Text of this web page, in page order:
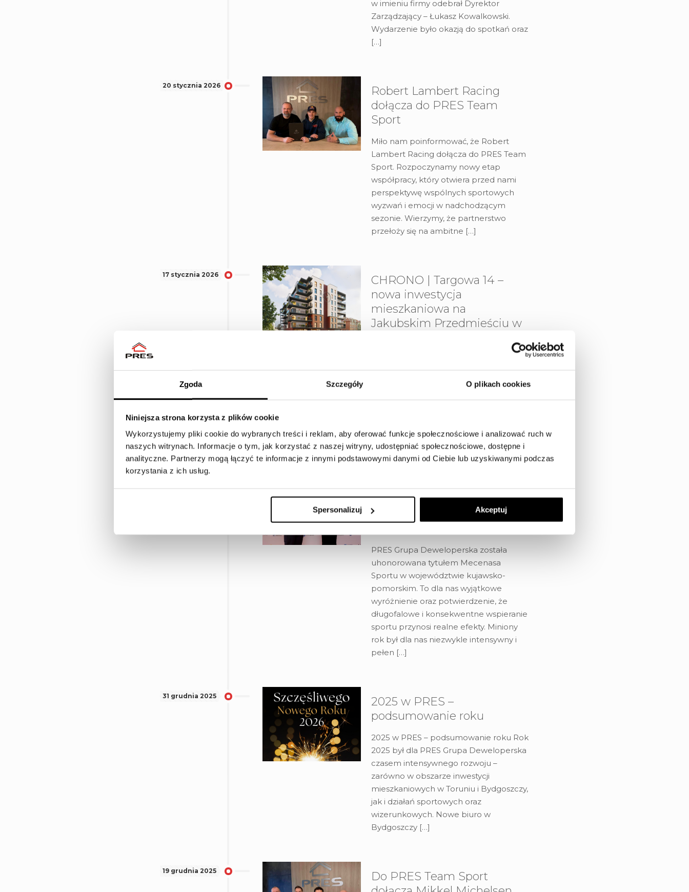
Zgoda Szczegóły O plikach cookies
Niniejsza strona korzysta z plików cookie
Wykorzystujemy pliki cookie do wybranych treści i reklam, aby oferować funkcje społecznościowe i analizować ruch w
naszych witrynach. Informacje o tym, jak korzystać z naszej witryny, udostępniać społecznościowe, dostępne i
analityczne. Partnerzy mogą łączyć te informacje z innymi podstawowymi danymi od Ciebie lub uzyskiwanymi podczas
korzystania z ich usług.
Spersonalizuj Akceptuj
w imieniu firmy odebrał Dyrektor
Zarządzający – Łukasz Kowalkowski.
Wydarzenie było okazją do spotkań oraz
[…]
20 stycznia 2026
Robert Lambert Racing
dołącza do PRES Team
Sport
Miło nam poinformować, że Robert
Lambert Racing dołącza do PRES Team
Sport. Rozpoczynamy nowy etap
współpracy, który otwiera przed nami
perspektywę wspólnych sportowych
wyzwań i emocji w nadchodzącym
sezonie. Wierzymy, że partnerstwo
przełoży się na ambitne […]
17 stycznia 2026
CHRONO | Targowa 14 –
nowa inwestycja
mieszkaniowa na
Jakubskim Przedmieściu w
greckiego „chronos” – czasu – oraz do
dawnego Metronu, który przez blisko
sto lat był charakterystycznym punktem
nowy rozdział tworzony z[…]
PRES Grupa Deweloperska
Mecenasem Sportu
Województwa Kujawsko-
PRES Grupa Deweloperska została
uhonorowana tytułem Mecenasa
Sportu w województwie kujawsko-
pomorskim. To dla nas wyjątkowe
wyróżnienie oraz potwierdzenie, że
długofalowe i konsekwentne wspieranie
sportu przynosi realne efekty. Miniony
rok był dla nas niezwykle intensywny i
pełen […]
31 grudnia 2025
2025 w PRES –
podsumowanie roku
2025 w PRES – podsumowanie roku Rok
2025 był dla PRES Grupa Deweloperska
czasem intensywnego rozwoju –
zarówno w obszarze inwestycji
mieszkaniowych w Toruniu i Bydgoszczy,
jak i działań sportowych oraz
wizerunkowych. Nowe biuro w
Bydgoszczy […]
19 grudnia 2025
Do PRES Team Sport